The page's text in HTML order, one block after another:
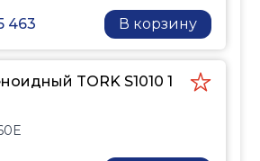
энергоэффективны,
безопасны.
463 В корзину
TORK S1010 1